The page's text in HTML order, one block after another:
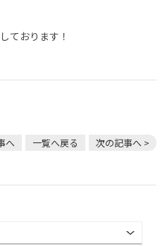
ております！
へ 一覧へ戻る 次の記事へ >